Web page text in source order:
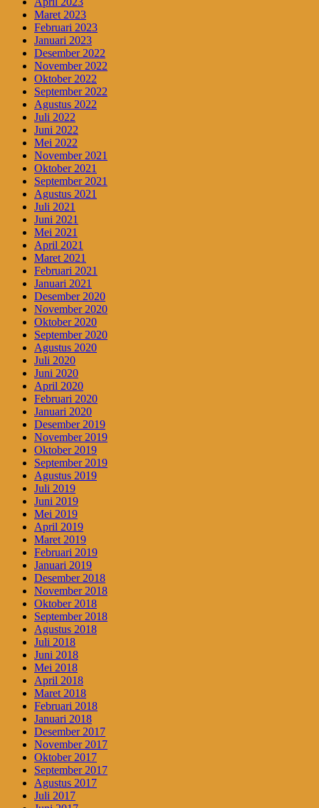
Maret 2023
Februari 2023
Januari 2023
Desember 2022
November 2022
Oktober 2022
September 2022
Agustus 2022
Juli 2022
Juni 2022
Mei 2022
November 2021
Oktober 2021
September 2021
Agustus 2021
Juli 2021
Juni 2021
Mei 2021
April 2021
Maret 2021
Februari 2021
Januari 2021
Desember 2020
November 2020
Oktober 2020
September 2020
Agustus 2020
Juli 2020
Juni 2020
April 2020
Februari 2020
Januari 2020
Desember 2019
November 2019
Oktober 2019
September 2019
Agustus 2019
Juli 2019
Juni 2019
Mei 2019
April 2019
Maret 2019
Februari 2019
Januari 2019
Desember 2018
November 2018
Oktober 2018
September 2018
Agustus 2018
Juli 2018
Juni 2018
Mei 2018
April 2018
Maret 2018
Februari 2018
Januari 2018
Desember 2017
November 2017
Oktober 2017
September 2017
Agustus 2017
Juli 2017